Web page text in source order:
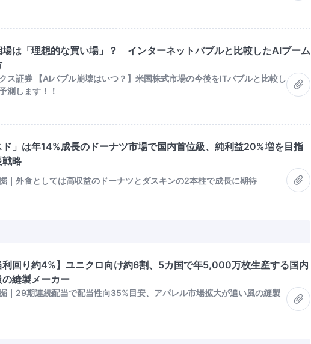
場は「理想的な買い場」？ インターネットバブルと比較したAIブーム
ス証券 【AIバブル崩壊はいつ？】米国株式市場の今後をITバブルと比較し
測します！！
ド」は年14%成長のドーナツ市場で国内首位級、純利益20%増を目指
戦略
｜外食としては高収益のドーナツとダスキンの2本柱で成長に期待
利回り約4%】ユニクロ向け約6割、5カ国で年5,000万枚生産する国内
縫製メーカー
｜29期連続配当で配当性向35%目安、アパレル市場拡大が追い風の縫製